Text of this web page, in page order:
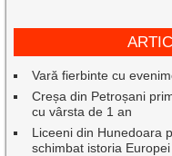
Vară fierbinte cu
Creșa din Petroșani
cu vârsta de 1 an
Liceeni din Hunedoara
schimbat istoria Europei